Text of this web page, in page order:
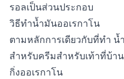
รอลเป็นส่วนประกอบ
วิธีทำน้ำมันออเรกาโน
ตามหลักการเดียวกับที่ทำ น้
สำหรับครีมสำหรับเท้าที่บ้าน
กิ่งออเรกาโน